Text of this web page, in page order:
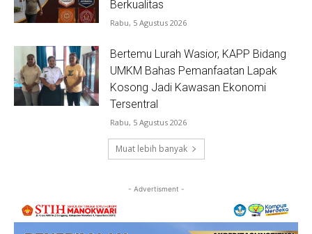
Berkualitas
Rabu, 5 Agustus 2026
Bertemu Lurah Wasior, KAPP Bidang
UMKM Bahas Pemanfaatan Lapak
Kosong Jadi Kawasan Ekonomi
Tersentral
Rabu, 5 Agustus 2026
Muat lebih banyak
- Advertisment -